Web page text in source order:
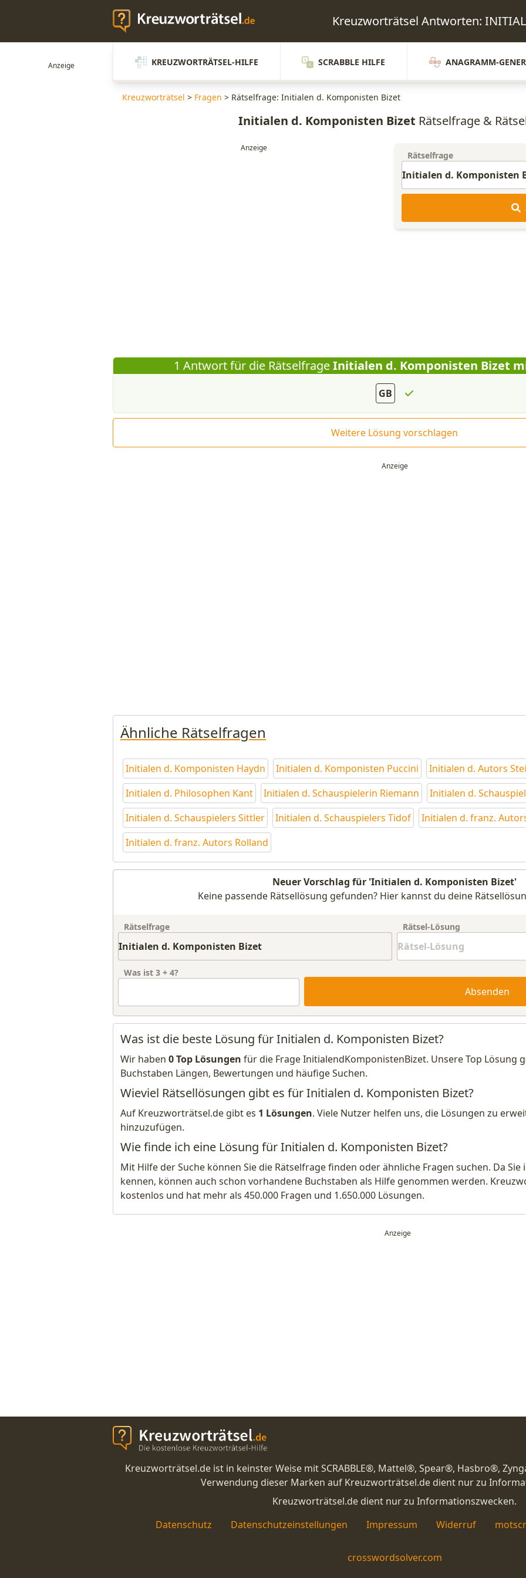
Kreuzworträtsel Antworten:
KREUZWORTRÄTSEL-HILFE SCRABBLE HILFE ANAGRAMM-
Kreuzworträtsel > Fragen > Rätselfrage: Initialen d. Komponisten Bizet
Initialen d. Komponisten Bizet Rätselfrage &
Rätselfrage
1 Antwort für die RätselfrageInitialen d. Komponisten Bizet
GB
Weitere Lösung vorschlagen
Ähnliche Rätselfragen
Initialen d. Komponisten Haydn Initialen d. Komponisten Puccini
Initialen d. Autors
Initialen d. Philosophen Kant
Initialen d. Schauspielerin Riemann
Initialen d.
Initialen d. Schauspielers Sittler
Initialen d. Schauspielers Tidof
Initialen d. franz.
Initialen d. franz. Autors Rolland
Neuer Vorschlag für 'Initialen d. Komponisten Bizet'
Keine passende Rätsellösung gefunden? Hier kannst du deine
Rätselfrage Rätsel-Lösung
Was ist 3 + 4?
Absenden
Was ist die beste Lösung für Initialen d. Komponisten Bizet?
Wir haben 0 Top Lösungen für die Frage InitialendKomponistenBizet. Unsere Top Lösung
Buchstaben Längen, Bewertungen und häufige Suchen.
Wieviel Rätsellösungen gibt es für Initialen d. Komponisten Bizet?
Auf Kreuzworträtsel.de gibt es 1 Lösungen. Viele Nutzer helfen uns, die Lösungen zu
hinzuzufügen.
Wie finde ich eine Lösung für Initialen d. Komponisten Bizet?
Mit Hilfe der Suche können Sie die Rätselfrage finden oder ähnliche Fragen suchen. Da
kennen, können auch schon vorhandene Buchstaben als Hilfe genommen werden.
kostenlos und hat mehr als 450.000 Fragen und 1.650.000 Lösungen.
Kreuzworträtsel.de ist in keinster Weise mit SCRABBLE®, Mattel®, Spear®, Hasbro®,
Verwendung dieser Marken auf Kreuzworträtsel.de dient nur zu
Kreuzworträtsel.de dient nur zu Informationszwecken.
Datenschutz
Datenschutzeinstellungen Impressum Widerruf
crosswordsolver.com